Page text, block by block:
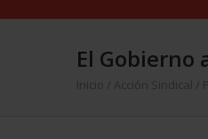
El Gobierno
Inicio Acción Sindical